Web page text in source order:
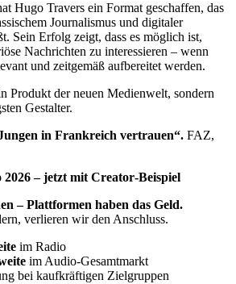
Hugo Travers ein Format geschaffen, das
Journalismus und digitaler
Sein Erfolg zeigt, dass es möglich ist,
Nachrichten zu interessieren – wenn
und zeitgemäß aufbereitet werden.
Produkt der neuen Medienwelt, sondern
Gestalter.
in Frankreich vertrauen“. FAZ,
– jetzt mit Creator‑Beispiel
– Plattformen haben das Geld.
verlieren wir den Anschluss.
im Radio
im Audio‑Gesamtmarkt
bei kaufkräftigen Zielgruppen